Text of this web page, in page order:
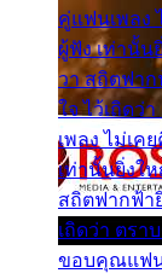
คู่แฟนเพลง
ผู้ฟัง เท่านั้น
วา สถิตฟา
ใจ ไว้เถิดว่
เพลง ไม่เค
เท่านั้นยิ่งใ
สถิตฟากฟ้า
เถิดว่า ตรา
ขอบคุณแฟน